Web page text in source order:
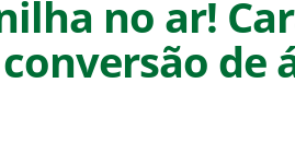
no ar!
de